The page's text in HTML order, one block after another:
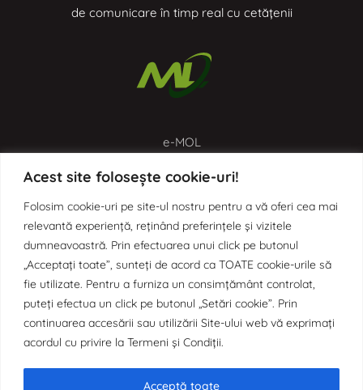
Acest site folosește cookie-uri!
Folosim cookie-uri pe site-ul nostru pentru a vă oferi cea mai
relevantă experiență, reținând preferințele și vizitele
dumneavoastră. Prin efectuarea unui click pe butonul
„Acceptați toate”, sunteți de acord ca TOATE cookie-urile să
fie utilizate. Pentru a furniza un consimțământ controlat,
puteți efectua un click pe butonul „Setări cookie”. Prin
continuarea accesării sau utilizării Site-ului web vă exprimați
acordul cu privire la Termeni și Condiții.
Acceptă toate
de comunicare în timp real cu cetățenii
e-MOL
Aplicația de digitalizare a proceselor administrative prin
e-SCIM
Managerial prin Organigrama Dinamică